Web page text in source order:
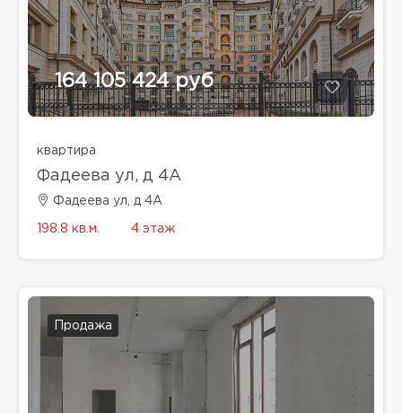
164 105 424 руб
квартира
Фадеева ул, д 4A
Фадеева ул, д 4A
198.8 кв.м. 4 этаж
Продажа